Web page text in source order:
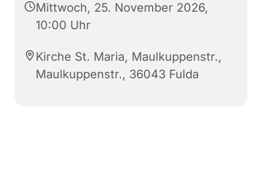
Mittwoch, 25. November 2026,
10:00 Uhr
Kirche St. Maria, Maulkuppenstr.,
Maulkuppenstr., 36043 Fulda